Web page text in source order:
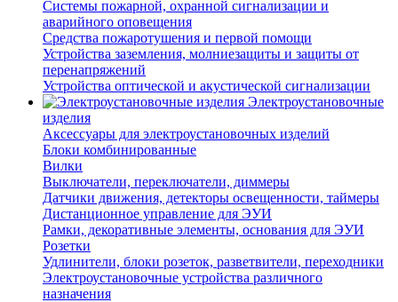
Системы пожарной, охранной сигнализации и
аварийного оповещения
Средства пожаротушения и первой помощи
Устройства заземления, молниезащиты и защиты от
перенапряжений
Устройства оптической и акустической сигнализации
Электроустановочные
изделия
Аксессуары для электроустановочных изделий
Блоки комбинированные
Вилки
Выключатели, переключатели, диммеры
Датчики движения, детекторы освещенности, таймеры
Дистанционное управление для ЭУИ
Рамки, декоративные элементы, основания для ЭУИ
Розетки
Удлинители, блоки розеток, разветвители, переходники
Электроустановочные устройства различного
назначения